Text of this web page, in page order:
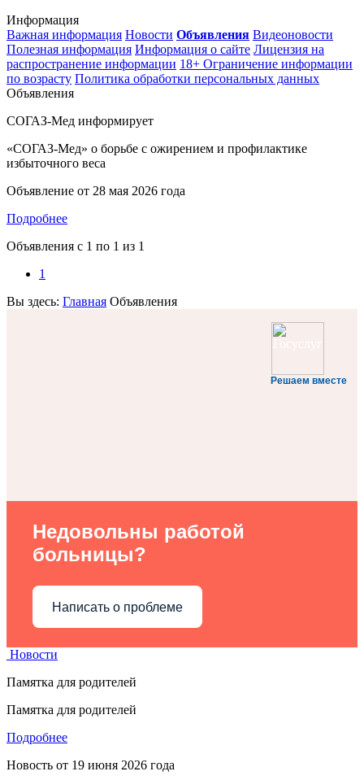
Информация
Важная информация Новости Объявления Видеоновости
Полезная информация Информация о сайте Лицензия на
распространение информации 18+ Ограничение информации
по возрасту Политика обработки персональных данных
Объявления
СОГАЗ-Мед информирует
«СОГАЗ-Мед» о борьбе с ожирением и профилактике
избыточного веса
Объявление от 28 мая 2026 года
Подробнее
Объявления с 1 по 1 из 1
1
Вы здесь: Главная Объявления
Решаем вместе
Недовольны работой
больницы?
Написать о проблеме
Новости
Памятка для родителей
Памятка для родителей
Подробнее
Новость от 19 июня 2026 года